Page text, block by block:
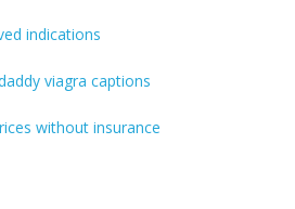
indications
viagra captions
without insurance